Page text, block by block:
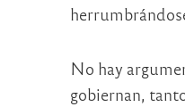
No hay
gobiernan,